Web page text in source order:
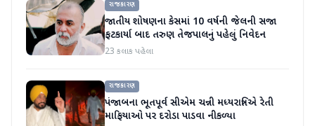
રાજકારણ
જાતીય શોષણના કેસમાં 10 વર્ષની જેલની સજા
ફટકાર્યા બાદ તરુણ તેજપાલનું પહેલું નિવેદન
23 કલાક પહેલા
રાજકારણ
પંજાબના ભૂતપૂર્વ સીએમ ચન્ની મધ્યરાત્રિએ રેતી
માફિયાઓ પર દરોડા પાડવા નીકળ્યા